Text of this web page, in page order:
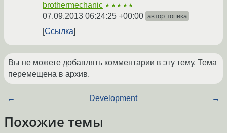
brothermechanic ★★★★★
07.09.2013 06:24:25 +00:00 автор топика
Ссылка
Вы не можете добавлять комментарии в эту тему. Тема
перемещена в архив.
← Development →
Похожие темы